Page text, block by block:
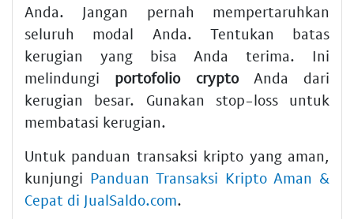
Anda. Jangan pernah mempertaruhkan
seluruh modal Anda. Tentukan batas
kerugian yang bisa Anda terima. Ini
melindungi portofolio cryptoAnda dari
kerugian besar. Gunakan stop-loss untuk
membatasi kerugian.
Untuk panduan transaksi kripto yang aman,
kunjungi Panduan Transaksi Kripto Aman &
Cepat di JualSaldo.com.